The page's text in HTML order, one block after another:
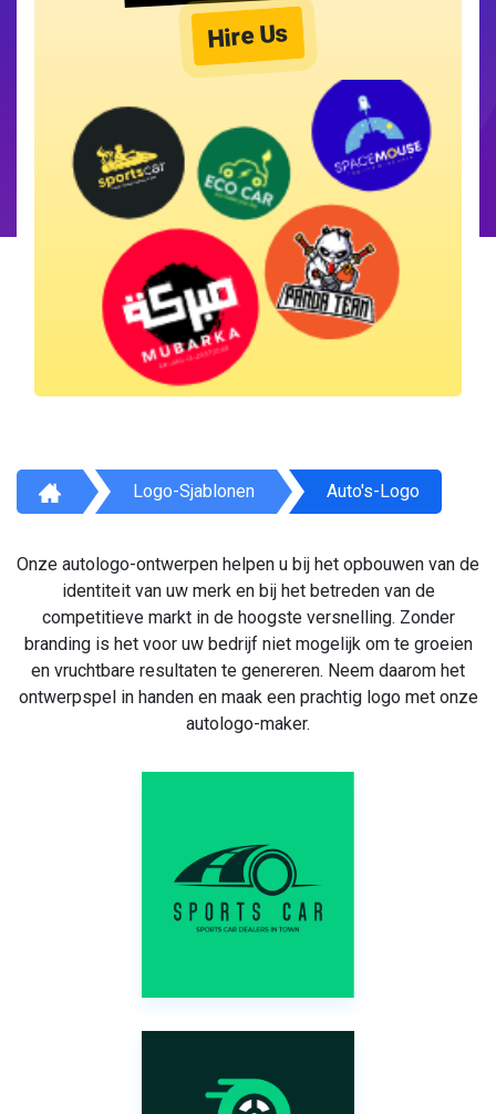
Hire Us
Logo-Sjablonen Auto's-Logo
Onze autologo-ontwerpen helpen u bij het opbouwen van de
identiteit van uw merk en bij het betreden van de
competitieve markt in de hoogste versnelling. Zonder
branding is het voor uw bedrijf niet mogelijk om te groeien
en vruchtbare resultaten te genereren. Neem daarom het
ontwerpspel in handen en maak een prachtig logo met onze
autologo-maker.